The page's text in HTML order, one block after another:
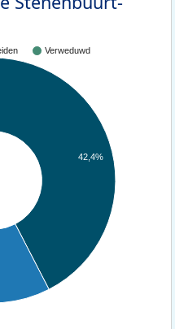
Verweduwd
42,4%